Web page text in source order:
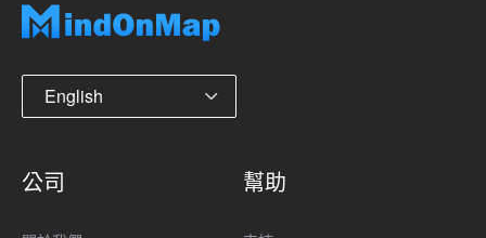
English
公司 幫助